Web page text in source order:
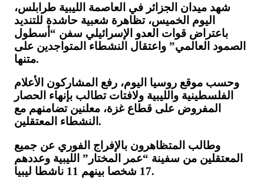
شهد ميدان الجزائر في العاصمة الليبية طرابلس،
اليوم الخميس، تظاهرة شعبية حاشدة للتنديد
باعتراض قوات العدو الإسرائيلي سفن “أسطول
الصمود العالمي” واعتقال النشطاء المتواجدين على
متنها.
وحسب موقع روسيا اليوم، رفع المشاركون الأعلام
الفلسطينية والليبية ولافتات تطالب بإنهاء الحصار
المفروض على قطاع غزة، معلنين تضامنهم مع
النشطاء المعتقلين.
وطالب المتظاهرون بالإفراج الفوري عن جميع
المعتقلين من سفينة “عمر المختار” الليبية وعددهم
17 شخصا بينهم 11 ناشطا ليبيا.